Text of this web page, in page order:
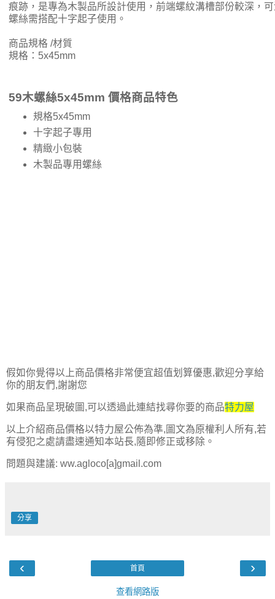
痕跡，是專為木製品所設計使用，前端螺紋溝槽部份較深，
螺絲需搭配十字起子使用。
商品規格 /材質
規格：5x45mm
59木螺絲5x45mm 價格商品特色
規格5x45mm
十字起子專用
精緻小包裝
木製品專用螺絲
假如你覺得以上商品價格非常便宜超值划算優惠,歡迎分享給
你的朋友們,謝謝您
如果商品呈現破圖,可以透過此連結找尋你要的商品特力屋
以上介紹商品價格以特力屋公佈為準,圖文為原權利人所有,若
有侵犯之處請盡速通知本站長,隨即修正或移除。
問題與建議: ww.agloco[a]gmail.com
分享
‹ ›
首頁
查看網路版